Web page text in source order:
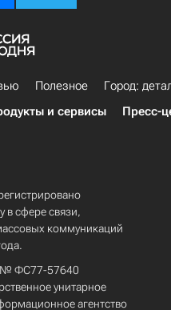
Полезное
Город:
и сервисы Пресс-
в сфере связи,
коммуникаций
№ ФС77-57640
унитарное
агентство